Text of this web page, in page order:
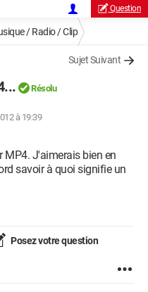
Question
/ Radio / Clip
Sujet Suivant
Résolu
à 19:39
MP4. J'aimerais bien en
savoir à quoi signifie un
Posez votre question